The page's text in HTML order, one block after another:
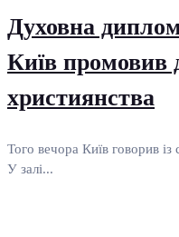
Духовна
Київ промовив
християнства
Того вечора Київ говорив
У залі...